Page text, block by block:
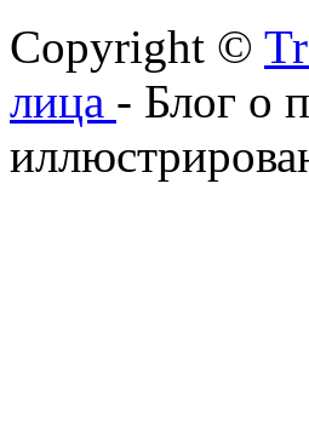
Copyright ©
лица - Блог о